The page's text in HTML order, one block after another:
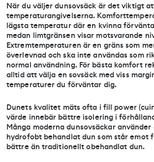
När du väljer dunsovsäck är det viktigt
temperaturangivelserna.
lägsta temperatur där en kvinna
medan limtgränsen visar motsvarande
Extremtemperaturen är en gräns som
överlevnad och ska inte användas som
normal användning. För bästa komfort
alltid att välja en sovsäck med viss
temperaturer du förväntar dig.
Dunets kvalitet mäts ofta i fill power
värde innebär bättre isolering i
Många moderna dunsovsäckar använder
hydrofobt behandlat dun som står emot
bättre än traditionellt obehandlat dun.